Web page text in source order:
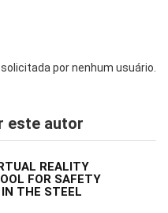
por nenhum usuário.
este autor
REALITY
FOR SAFETY
THE STEEL